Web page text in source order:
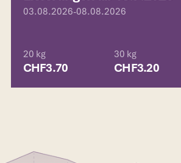
03.08.2026-08.08.2026
20 kg
CHF3.70
30 kg
CHF3.20